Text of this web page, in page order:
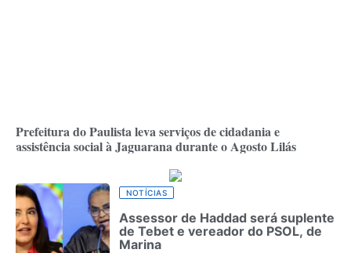
Prefeitura do Paulista leva serviços de cidadania e
assistência social à Jaguarana durante o Agosto Lilás
NOTÍCIAS
Assessor de Haddad será suplente
de Tebet e vereador do PSOL, de
Marina